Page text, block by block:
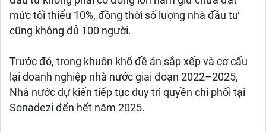
mức tối thiểu 10%, đồng thời số lượng nhà đầu tư
cũng không đủ 100 người.
Trước đó, trong khuôn khổ đề án sắp xếp và cơ cấu
lại doanh nghiệp nhà nước giai đoạn 2022–2025,
Nhà nước dự kiến tiếp tục duy trì quyền chi phối tại
Sonadezi đến hết năm 2025.